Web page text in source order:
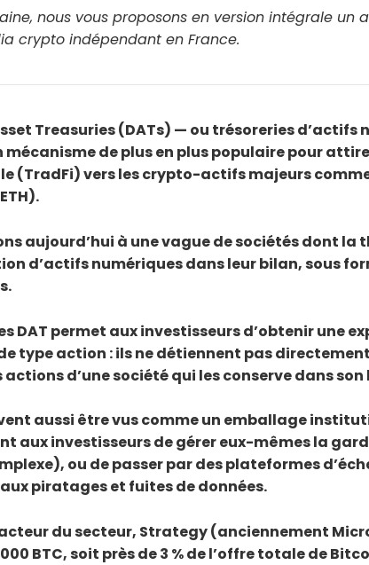
nous vous proposons en version intégrale un
crypto indépendant en France.
Treasuries (DATs) — ou trésoreries d’actifs
mécanisme de plus en plus populaire pour
(TradFi) vers les crypto-actifs majeurs
aujourd’hui à une vague de sociétés dont la
d’actifs numériques dans leur bilan, sous
DAT permet aux investisseurs d’obtenir une
type action : ils ne détiennent pas
d’une société qui les conserve dans son
aussi être vus comme un emballage
aux investisseurs de gérer eux-mêmes la
ou de passer par des plateformes
piratages et fuites de données.
du secteur, Strategy (anciennement
BTC, soit près de 3 % de l’offre totale de